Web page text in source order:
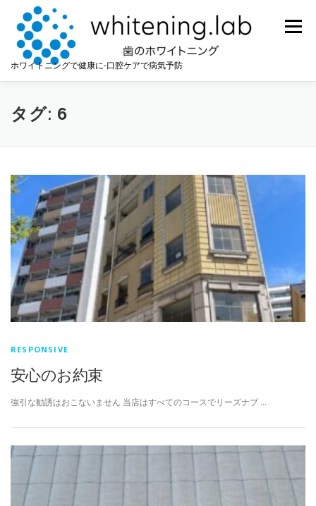
ホワイトニングで健康に-口腔ケアで病気予防
メニュー
タグ: 6
RESPONSIVE
安心のお約束
強引な勧誘はおこないません 当店はすべてのコースでリーズナブ …